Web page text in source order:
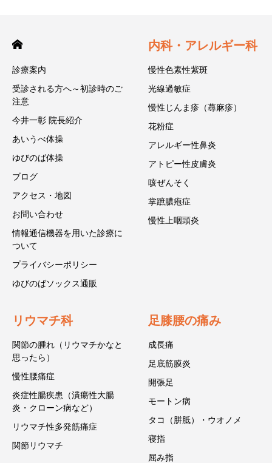
診療案内
受診される方へ～初診時のご
注意
今井一彰 院長紹介
あいうべ体操
ゆびのば体操
ブログ
アクセス・地図
お問い合わせ
情報通信機器を用いた診療に
ついて
プライバシーポリシー
ゆびのばソックス通販
内科・アレルギー科
慢性色素性紫斑
光線過敏症
慢性じんま疹（蕁麻疹）
花粉症
アレルギー性鼻炎
アトピー性皮膚炎
咳ぜんそく
掌蹠膿疱症
慢性上咽頭炎
リウマチ科
関節の腫れ（リウマチかなと
思ったら）
慢性腰痛症
炎症性腸疾患（潰瘍性大腸
炎・クローン病など）
リウマチ性多発筋痛症
関節リウマチ
足膝腰の痛み
成長痛
足底筋膜炎
開張足
モートン病
タコ（胼胝）・ウオノメ
寝指
屈み指